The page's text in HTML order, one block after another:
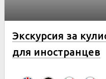
Экскурсия за
для иностранцев